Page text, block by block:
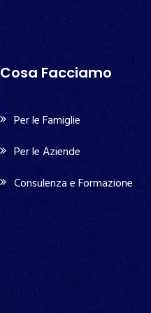
Cosa Facciamo
Per le Famiglie
Per le Aziende
Consulenza e Formazione